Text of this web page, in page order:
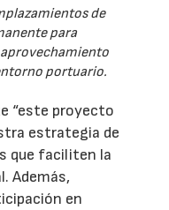
de
para
portuario.
“este proyecto
estrategia de
que faciliten la
Además,
en